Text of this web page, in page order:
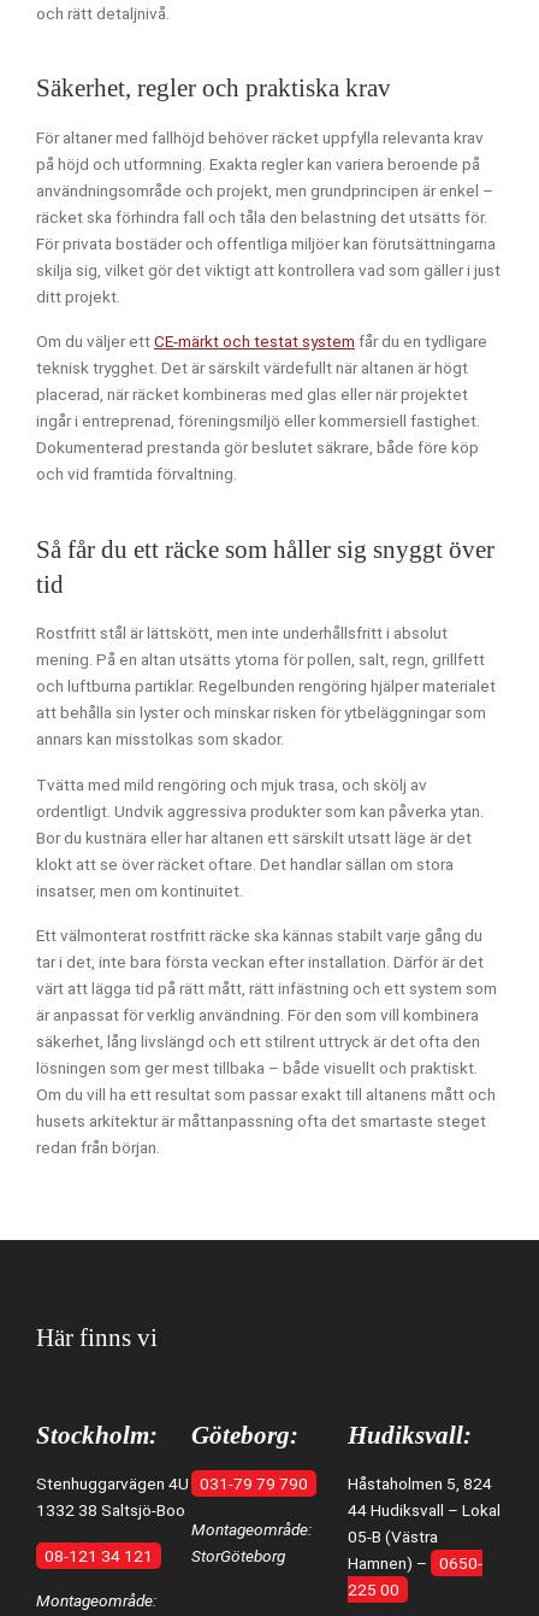
och rätt detaljnivå.
Säkerhet, regler och praktiska krav
För altaner med fallhöjd behöver räcket uppfylla relevanta krav
på höjd och utformning. Exakta regler kan variera beroende på
användningsområde och projekt, men grundprincipen är enkel –
räcket ska förhindra fall och tåla den belastning det utsätts för.
För privata bostäder och offentliga miljöer kan förutsättningarna
skilja sig, vilket gör det viktigt att kontrollera vad som gäller i just
ditt projekt.
Om du väljer ettCE-märkt och testat system får du en tydligare
teknisk trygghet. Det är särskilt värdefullt när altanen är högt
placerad, när räcket kombineras med glas eller när projektet
ingår i entreprenad, föreningsmiljö eller kommersiell fastighet.
Dokumenterad prestanda gör beslutet säkrare, både före köp
och vid framtida förvaltning.
Så får du ett räcke som håller sig snyggt över
tid
Rostfritt stål är lättskött, men inte underhållsfritt i absolut
mening. På en altan utsätts ytorna för pollen, salt, regn, grillfett
och luftburna partiklar. Regelbunden rengöring hjälper materialet
att behålla sin lyster och minskar risken för ytbeläggningar som
annars kan misstolkas som skador.
Tvätta med mild rengöring och mjuk trasa, och skölj av
ordentligt. Undvik aggressiva produkter som kan påverka ytan.
Bor du kustnära eller har altanen ett särskilt utsatt läge är det
klokt att se över räcket oftare. Det handlar sällan om stora
insatser, men om kontinuitet.
Ett välmonterat rostfritt räcke ska kännas stabilt varje gång du
tar i det, inte bara första veckan efter installation. Därför är det
värt att lägga tid på rätt mått, rätt infästning och ett system som
är anpassat för verklig användning. För den som vill kombinera
säkerhet, lång livslängd och ett stilrent uttryck är det ofta den
lösningen som ger mest tillbaka – både visuellt och praktiskt.
Om du vill ha ett resultat som passar exakt till altanens mått och
husets arkitektur är måttanpassning ofta det smartaste steget
redan från början.
Här finns vi
Stockholm:
Stenhuggarvägen 4U
1332 38 Saltsjö-Boo
08-121 34 121
Montageområde:
Göteborg:
031-79 79 790
Montageområde:
StorGöteborg
Hudiksvall:
Håstaholmen 5, 824
44 Hudiksvall – Lokal
05-B (Västra
Hamnen) –
0650-
225 00